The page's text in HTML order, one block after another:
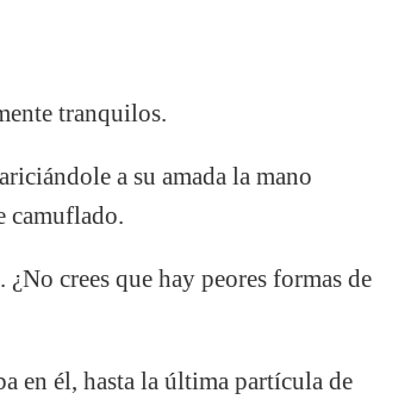
tranquilos.
a su amada la mano
camuflado.
crees que hay peores formas de
en él, hasta la última partícula de